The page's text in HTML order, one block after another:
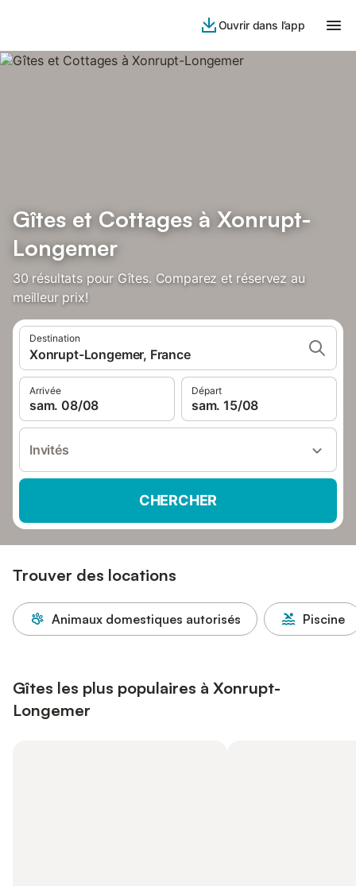
Ouvrir dans l’app
Gîtes et Cottages à Xonrupt-
Longemer
30 résultats pour Gîtes. Comparez et réservez au
meilleur prix!
Destination
Xonrupt-Longemer, France
Arrivée
sam. 08/08
Départ
sam. 15/08
Invités
CHERCHER
Trouver des locations
Animaux domestiques autorisés Piscine
Gîtes les plus populaires à Xonrupt-
Longemer